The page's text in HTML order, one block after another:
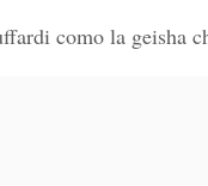
como la geisha